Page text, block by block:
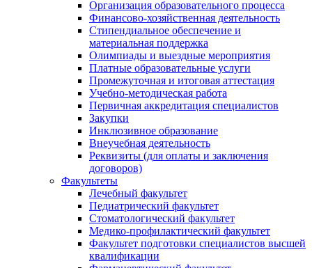
Организация образовательного процесса
Финансово-хозяйственная деятельность
Стипендиальное обеспечение и
материальная поддержка
Олимпиады и выездные мероприятия
Платные образовательные услуги
Промежуточная и итоговая аттестация
Учебно-методическая работа
Первичная аккредитация специалистов
Закупки
Инклюзивное образование
Внеучебная деятельность
Реквизиты (для оплаты и заключения
договоров)
Факультеты
Лечебный факультет
Педиатрический факультет
Стоматологический факультет
Медико-профилактический факультет
Факультет подготовки специалистов высшей
квалификации